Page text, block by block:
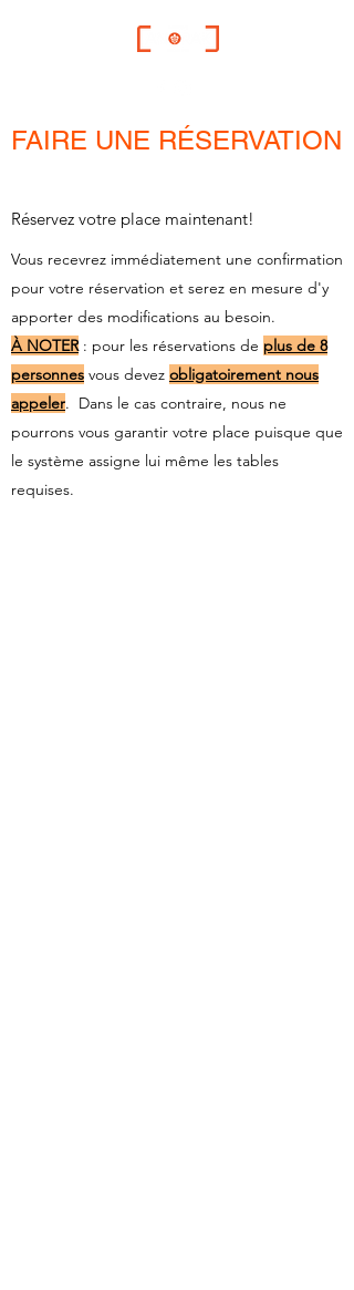
FAIRE UNE RÉSERVATION
Réservez votre place maintenant!
Vous recevrez immédiatement une confirmation
pour votre réservation et serez en mesure d'y
apporter des modifications au besoin.
À NOTER: pour les réservations de plus de 8
personnes vous devez obligatoirement nous
appeler. Dans le cas contraire, nous ne
pourrons vous garantir votre place puisque que
le système assigne lui même les tables
requises.